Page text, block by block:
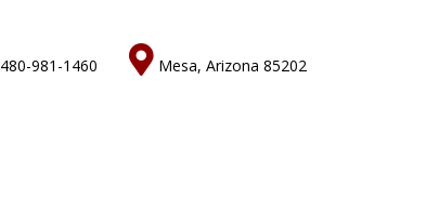
480-981-1460  Mesa, Arizona 85202